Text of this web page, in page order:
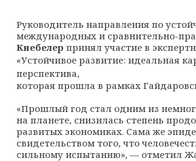
Руководитель направления по
международных и сравнительно-
Кнебелер принял участие в
«Устойчивое развитие: идеальная
перспектива,
которая прошла в рамках
«Прошлый год стал одним из
на планете, снизилась степень
развитых экономиках. Сама же
свидетельством того, что
сильному испытанию», — отметил